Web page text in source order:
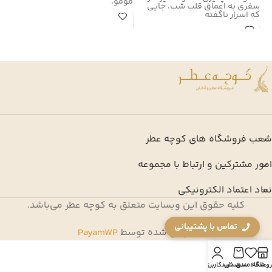
تماس با پشتیبانی
سفری به اعماق قلب شب، جایی
که اسرار ناگفته
شعب فروشگاه های کوچه عطر
امور مشترکین و ارتباط با مجموعه
نماد اعتماد الکترونیکی
کلیه حقوق این وبسایت متعلق به کوچه عطر می‌باشد.
طراحی شده توسطPayamWP
علاقه مندیسبد خرید
حساب کاربری من